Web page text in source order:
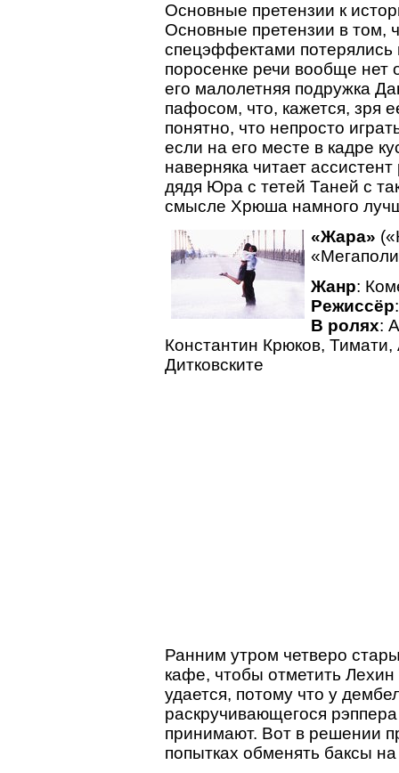
Основные претензии к
Основные претензии в том,
спецэффектами
поросенке речи вообще нет
его малолетняя подружка
пафосом, что, кажется, зря
понятно, что непросто
если на его месте в кадре
наверняка читает
дядя Юра с тетей Таней с
смысле Хрюша намного
«Жара»
Жанр:
Режиссёр
В ролях:
Константин Крюков, Тимати,
Дитковските
Ранним утром четверо
кафе, чтобы отметить
удается, потому что у
раскручивающегося
принимают. Вот в решении
попытках обменять баксы